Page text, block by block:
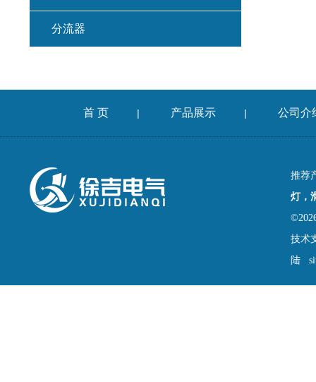
分流器
首 页 | 产品展示 | 公司介
推荐
灯，
技术
陆